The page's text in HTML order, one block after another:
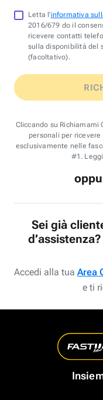
Letta l'informativa
2016/679 do il
ricevere contatti
sulla disponibilità del
(facoltativo).
Cliccando su Richiamami
personali per
esclusivamente nelle
#1.
Sei già
Accedi alla tua Area
e ti